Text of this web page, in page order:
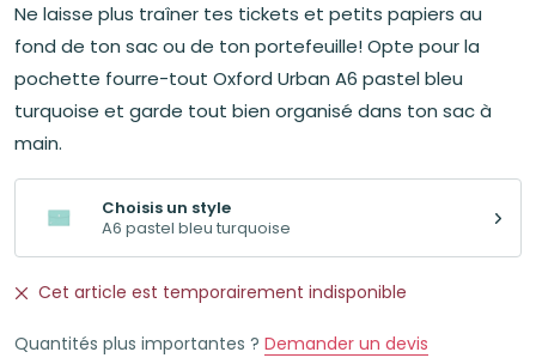
Ne laisse plus traîner tes tickets et petits papiers au
fond de ton sac ou de ton portefeuille! Opte pour la
pochette fourre-tout Oxford Urban A6 pastel bleu
turquoise et garde tout bien organisé dans ton sac à
main.
Choisis un style
A6 pastel bleu turquoise
Cet article est temporairement indisponible
Quantités plus importantes ? Demander un devis